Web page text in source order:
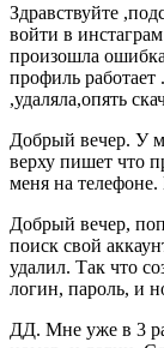
Здравствуйте
войти в
произошла
профиль работает
,удаляла,опять
Добрый вечер. У
верху пишет что
меня на
Добрый вечер,
поиск свой
удалил. Так что
логин, пароль, и
ДД. Мне уже в 3